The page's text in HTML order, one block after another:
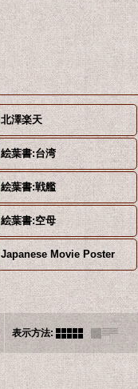
北澤楽天
絵葉書:台湾
絵葉書:戦艦
絵葉書:空母
Japanese Movie Poster
表示方法: